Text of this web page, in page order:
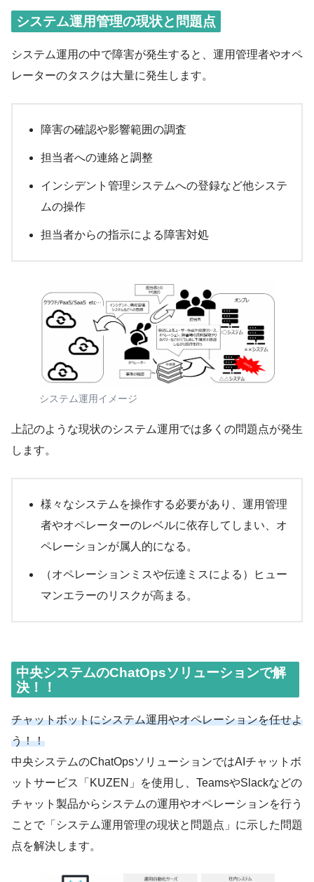
システム運用管理の現状と問題点
システム運用の中で障害が発生すると、運用管理者やオペ
レーターのタスクは大量に発生します。
障害の確認や影響範囲の調査
担当者への連絡と調整
インシデント管理システムへの登録など他システ
ムの操作
担当者からの指示による障害対処
システム運用イメージ
上記のような現状のシステム運用では多くの問題点が発生
します。
様々なシステムを操作する必要があり、運用管理
者やオペレーターのレベルに依存してしまい、オ
ペレーションが属人的になる。
（オペレーションミスや伝達ミスによる）ヒュー
マンエラーのリスクが高まる。
中央システムのChatOpsソリューションで解
決！！
チャットボットにシステム運用やオペレーションを任せよ
う！！
中央システムのChatOpsソリューションではAIチャットボ
ットサービス「KUZEN」を使用し、TeamsやSlackなどの
チャット製品からシステムの運用やオペレーションを行う
ことで「システム運用管理の現状と問題点」に示した問題
点を解決します。